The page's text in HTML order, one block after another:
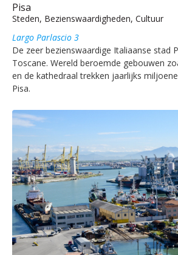
Pisa
Steden, Bezienswaardigheden, Cultuur
Largo Parlascio 3
De zeer bezienswaardige Italiaanse stad
Toscane. Wereld beroemde gebouwen
en de kathedraal trekken jaarlijks
Pisa.